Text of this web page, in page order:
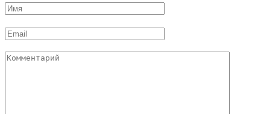
Имя
Email
Комментарий